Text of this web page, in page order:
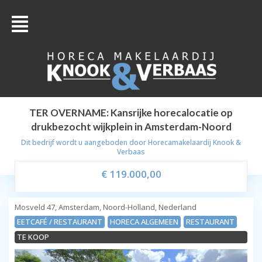
TER OVERNAME: Kansrijke horecalocatie op
drukbezocht wijkplein in Amsterdam-Noord
Dit bedrijf wordt u aangeboden doorHorecamakelaardij Knook &
Verbaas
€ 119.000,00
Mosveld 47, Amsterdam, Noord-Holland, Nederland
EETCAFÉ / RESTAURANT
HORECA ALGEMEEN
RESTAURANT
TE KOOP